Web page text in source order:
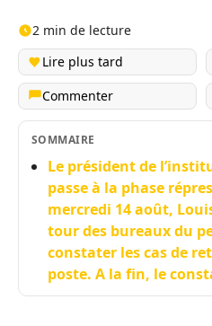
2 min de lecture
Lire plus tard
Commenter
SOMMAIRE
Le président de
passe à la phase
mercredi 14 août,
tour des bureaux du
constater les cas de
poste. A la fin, le